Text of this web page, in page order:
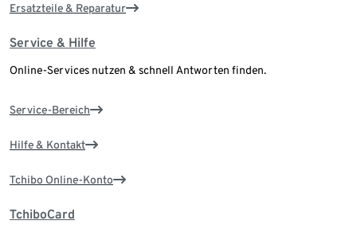
Ersatzteile & Reparatur
Service & Hilfe
Online-Services nutzen & schnell Antworten finden.
Service-Bereich
Hilfe & Kontakt
Tchibo Online-Konto
TchiboCard